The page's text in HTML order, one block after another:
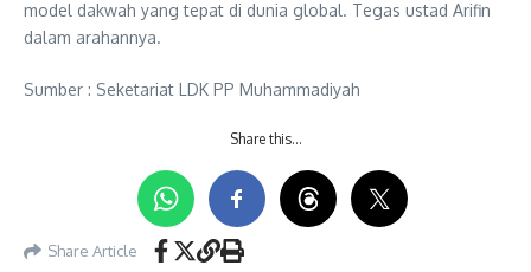
model dakwah yang tepat di dunia global. Tegas ustad Arifin
dalam arahannya.
Sumber : Seketariat LDK PP Muhammadiyah
Share this…
Share Article